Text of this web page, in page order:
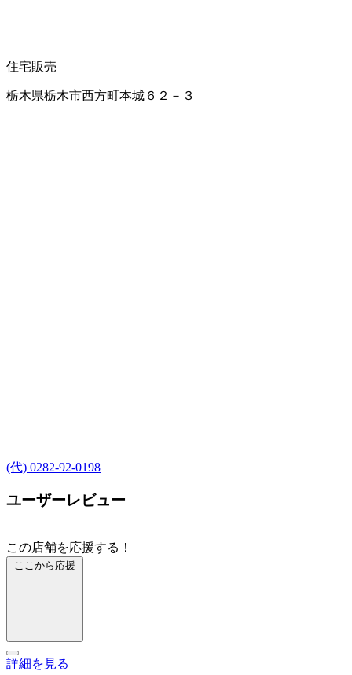
住宅販売
栃木県栃木市西方町本城６２－３
(代) 0282-92-0198
ユーザーレビュー
この店舗を応援する！
ここから応援
詳細を見る